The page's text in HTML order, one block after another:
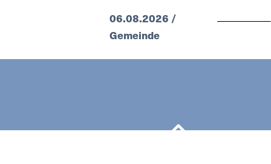
06.08.2026 /
Gemeinde
NEWSLETTER